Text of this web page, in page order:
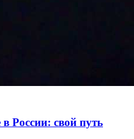
России: свой путь